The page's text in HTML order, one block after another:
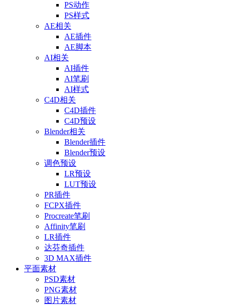
PS动作
PS样式
AE相关
AE插件
AE脚本
AI相关
AI插件
AI笔刷
AI样式
C4D相关
C4D插件
C4D预设
Blender相关
Blender插件
Blender预设
调色预设
LR预设
LUT预设
PR插件
FCPX插件
Procreate笔刷
Affinity笔刷
LR插件
达芬奇插件
3D MAX插件
平面素材
PSD素材
PNG素材
图片素材